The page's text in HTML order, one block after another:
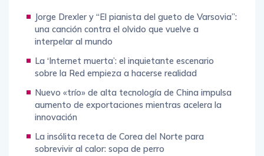
Jorge Drexler y “El pianista del gueto de Varsovia”:
una canción contra el olvido que vuelve a
interpelar al mundo
La ‘Internet muerta’: el inquietante escenario
sobre la Red empieza a hacerse realidad
Nuevo «trío» de alta tecnología de China impulsa
aumento de exportaciones mientras acelera la
innovación
La insólita receta de Corea del Norte para
sobrevivir al calor: sopa de perro